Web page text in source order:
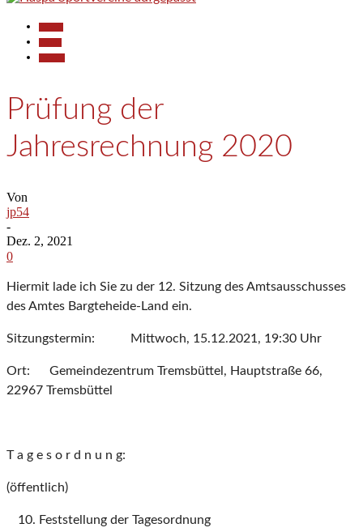
Prüfung der
Jahresrechnung 2020
Von
jp54
-
Dez. 2, 2021
0
Hiermit lade ich Sie zu der 12. Sitzung des Amtsausschusses
des Amtes Bargteheide-Land ein.
Sitzungstermin: Mittwoch, 15.12.2021, 19:30 Uhr
Ort: Gemeindezentrum Tremsbüttel, Hauptstraße 66,
22967 Tremsbüttel
T a g e s o r d n u n g:
(öffentlich)
Feststellung der Tagesordnung